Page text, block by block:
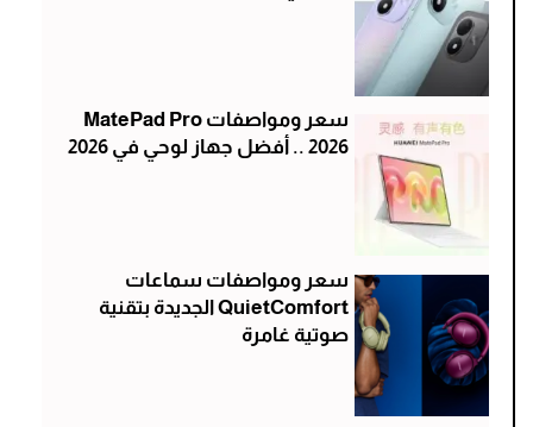
سعر ومواصفات MatePad Pro
2026 .. أفضل جهاز لوحي في 2026
سعر ومواصفات سماعات
QuietComfort الجديدة بتقنية
صوتية غامرة